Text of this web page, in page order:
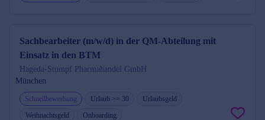
Sachbearbeiter (m/w/d) in der QM-Abteilung mit
Einsatz in den BTM
Hageda-Stumpf Pharmahandel GmbH
München
Schnellbewerbung Urlaub >= 30
Urlaubsgeld
Weihnachtsgeld
Onboarding